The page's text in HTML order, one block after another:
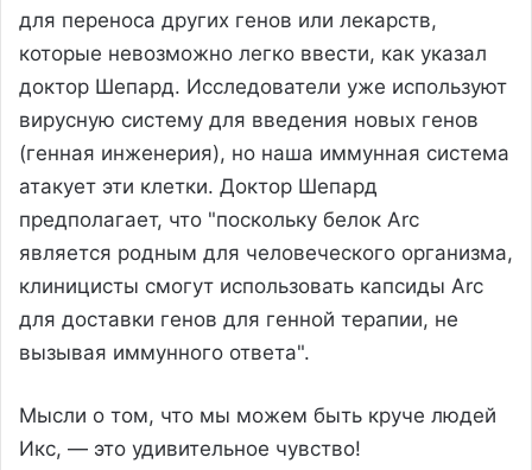
для переноса других генов или лекарств,
которые невозможно легко ввести, как указал
доктор Шепард. Исследователи уже используют
вирусную систему для введения новых генов
(генная инженерия), но наша иммунная система
атакует эти клетки. Доктор Шепард
предполагает, что "поскольку белок Arc
является родным для человеческого организма,
клиницисты смогут использовать капсиды Arc
для доставки генов для генной терапии, не
вызывая иммунного ответа".
Мысли о том, что мы можем быть круче людей
Икс, — это удивительное чувство!